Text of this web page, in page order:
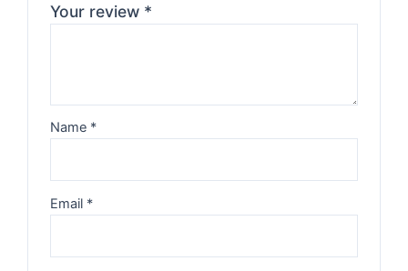
Your review *
Name *
Email *